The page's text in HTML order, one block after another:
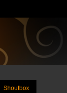
Shoutbox